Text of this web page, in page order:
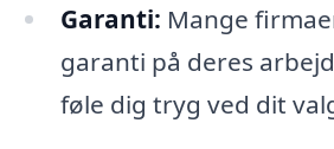
Garanti: Mange
garanti på deres
føle dig tryg ved dit